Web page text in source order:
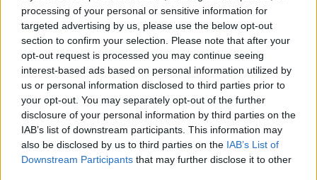
processing of your personal or sensitive information for
targeted advertising by us, please use the below opt-out
section to confirm your selection. Please note that after your
opt-out request is processed you may continue seeing
interest-based ads based on personal information utilized by
us or personal information disclosed to third parties prior to
your opt-out. You may separately opt-out of the further
disclosure of your personal information by third parties on the
IAB’s list of downstream participants. This information may
also be disclosed by us to third parties on the IAB’s List of
Downstream Participants that may further disclose it to other
1 Βελτιωμένη η εικόνα της φωτιάς στον
Κουβαρά: Παραδόθηκαν στις φλόγες
κτηνοτροφικές μονάδες – Εκκενώθηκε ο
Άγιος Στυλιανός
2Η Μαρία Καρυστιανού απαντά για τις
μαζικές αποχωρήσεις: Είχαμε αντιληφθεί
το παρακίνημα, ο Θανάσης Αυγερινός μας
προσέγγισε
3Δήμητρα Αλεξανδράκη σε Ιωάννα Τούνη:
«Χρόνια πολλά, να περάσεις τέλεια στις
Μαλδίβες, παλιοζηλιάρα»